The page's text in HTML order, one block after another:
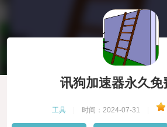
讯狗加速器永久免
工具 时间：2024-07-31